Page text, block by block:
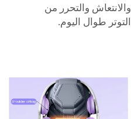
والانتعاش والتحرر من
التوتر طوال اليوم.